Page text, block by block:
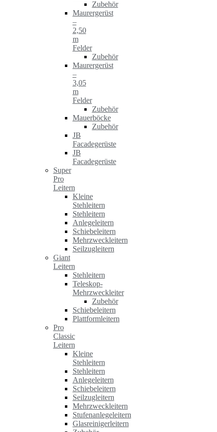
Zubehör
Maurergerüst
–
2,50
m
Felder
Zubehör
Maurergerüst
–
3,05
m
Felder
Zubehör
Mauerböcke
Zubehör
JB
Facadegerüste
JB
Facadegerüste
Super
Pro
Leitern
Kleine
Stehleitern
Stehleitern
Anlegeleitern
Schiebeleitern
Mehrzweckleitern
Seilzugleitern
Giant
Leitern
Stehleitern
Teleskop-
Mehrzweckleiter
Zubehör
Schiebeleitern
Plattformleitern
Pro
Classic
Leitern
Kleine
Stehleitern
Stehleitern
Anlegeleitern
Schiebeleitern
Seilzugleitern
Mehrzweckleitern
Stufenanlegeleitern
Glasreinigerleitern